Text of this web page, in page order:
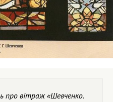
про вітраж «Шевченко.